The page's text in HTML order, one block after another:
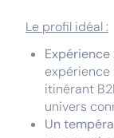
Le profil idéal :
Expérience
itinérant
univers
Un